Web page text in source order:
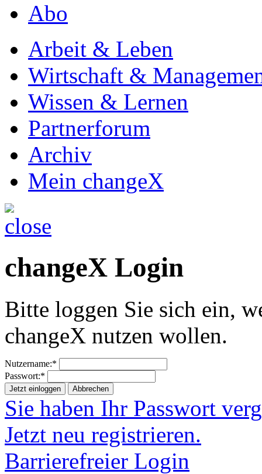
Abo
Arbeit & Leben
Wirtschaft &
Wissen & Lernen
Partnerforum
Archiv
Mein changeX
changeX Login
Bitte loggen Sie sich ein,
changeX nutzen wollen.
Nutzername:*
Passwort:*
Jetzt einloggen Abbrechen
Sie haben Ihr Passwort
Jetzt neu registrieren.
Barrierefreier Login